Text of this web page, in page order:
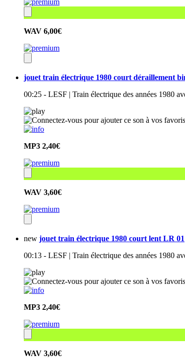
WAV 6,00€
jouet train électrique 1980 court déraillement
00:25 - LESF | Train électrique des années 1980
MP3 2,40€
WAV 3,60€
new jouet train électrique 1980 court lent LR 01
00:13 - LESF | Train électrique des années 1980
MP3 2,40€
WAV 3,60€